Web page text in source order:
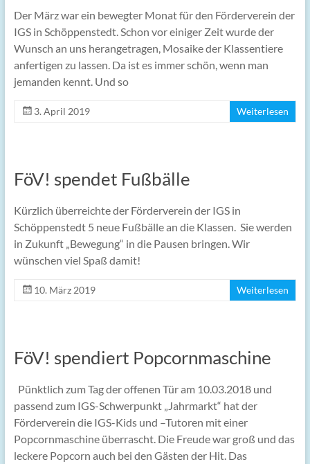
Der März war ein bewegter Monat für den Förderverein der
IGS in Schöppenstedt. Schon vor einiger Zeit wurde der
Wunsch an uns herangetragen, Mosaike der Klassentiere
anfertigen zu lassen. Da ist es immer schön, wenn man
jemanden kennt. Und so
3. April 2019 Weiterlesen
FöV! spendet Fußbälle
Kürzlich überreichte der Förderverein der IGS in
Schöppenstedt 5 neue Fußbälle an die Klassen. Sie werden
in Zukunft „Bewegung“ in die Pausen bringen. Wir
wünschen viel Spaß damit!
10. März 2019 Weiterlesen
FöV! spendiert Popcornmaschine
Pünktlich zum Tag der offenen Tür am 10.03.2018 und
passend zum IGS-Schwerpunkt „Jahrmarkt“ hat der
Förderverein die IGS-Kids und –Tutoren mit einer
Popcornmaschine überrascht. Die Freude war groß und das
leckere Popcorn auch bei den Gästen der Hit. Das